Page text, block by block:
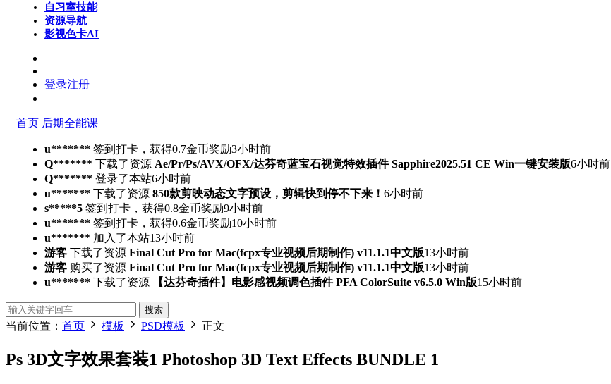
自习室技能
资源导航
影视色卡AI
登录注册
首页 后期全能课
u******* 签到打卡，获得0.7金币奖励3小时前
Q******* 下载了资源 Ae/Pr/Ps/AVX/OFX/达芬奇蓝宝石视觉特效插件 Sapphire2025.51 CE Win一键安装版6小时前
Q******* 登录了本站6小时前
u******* 下载了资源 850款剪映动态文字预设，剪辑快到停不下来！ 6小时前
s*****5 签到打卡，获得0.8金币奖励9小时前
u******* 签到打卡，获得0.6金币奖励10小时前
u******* 加入了本站13小时前
游客 下载了资源 Final Cut Pro for Mac(fcpx专业视频后期制作) v11.1.1中文版13小时前
游客 购买了资源 Final Cut Pro for Mac(fcpx专业视频后期制作) v11.1.1中文版13小时前
u******* 下载了资源 【达芬奇插件】电影感视频调色插件 PFA ColorSuite v6.5.0 Win版15小时前
搜索
当前位置： 首页 模板 PSD模板 正文
Ps 3D文字效果套装1 Photoshop 3D Text Effects BUNDLE 1